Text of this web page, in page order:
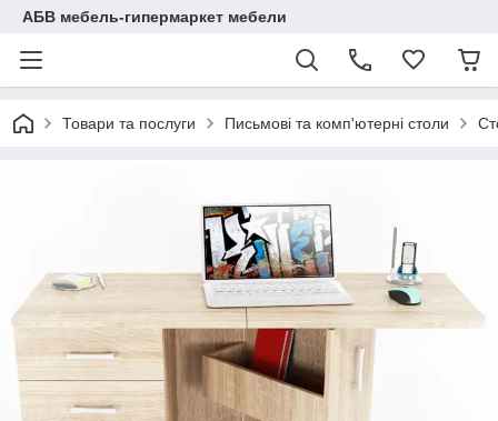
АБВ мебель-гипермаркет мебели
Товари та послуги Письмові та комп'ютерні столи